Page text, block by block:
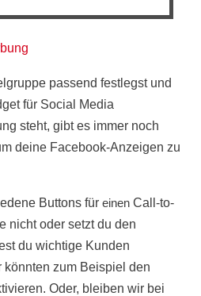
passend festlegst und
für Social Media
steht, gibt es immer noch
deine Facebook-Anzeigen zu
Buttons für einen Call-to-
nicht oder setzt du den
du wichtige Kunden
zum Beispiel den
Oder, bleiben wir bei